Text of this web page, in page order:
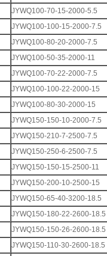
JYWQ100-70-15-2000-5.5
JYWQ100-100-15-2000-7.5
JYWQ100-80-20-2000-7.5
JYWQ100-50-35-2000-11
JYWQ100-70-22-2000-7.5
JYWQ100-100-22-2000-15
JYWQ100-80-30-2000-15
JYWQ150-150-10-2000-7.5
JYWQ150-210-7-2500-7.5
JYWQ150-250-6-2500-7.5
JYWQ150-150-15-2500-11
JYWQ150-200-10-2500-15
JYWQ150-65-40-3200-18.5
JYWQ150-180-22-2600-18.5
JYWQ150-150-26-2600-18.5
JYWQ150-110-30-2600-18.5